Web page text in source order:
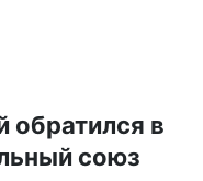
в
союз